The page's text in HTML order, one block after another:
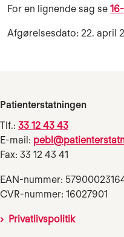
For en lignende sag se
Afgørelsesdato: 22. april
Patienterstatningen
Tlf.: 33 12 43 43
E-mail:
Fax: 33 12 43 41
EAN-nummer:
CVR-nummer: 16027901
Privatlivspolitik